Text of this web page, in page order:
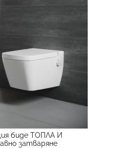
биде ТОПЛА И
затваряне